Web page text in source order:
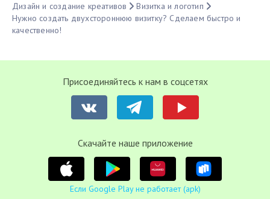
Дизайн и создание креативов
Визитка и логотип
Нужно создать двухстороннюю визитку? Сделаем быстро и
качественно!
Присоединяйтесь к нам в соцсетях
Cкачайте наше приложение
Если Google Play не работает (apk)